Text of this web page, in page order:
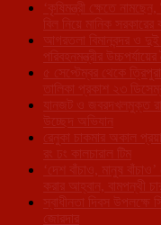
‘কৃষিমন্ত্রী ক্ষেতে
বিল নিয়ে মানিক
আগরতলা বিমানবন্দর ও
পরিবহনমন্ত্রীর উচ্চপর্যায়ের
৫ সেপ্টেম্বর থেকে
তালিকা প্রকাশ ২৩
যানজট ও জবরদখলমুক্ত
উচ্ছেদ অভিযান
রেনুকা চাকমার অকাল
রং ঢং কালচারাল টিম
‘দেশ বাঁচাও, মানুষ
করার আহ্বান, বামপন্থী
স্বাধীনতা দিবস
জোরদার